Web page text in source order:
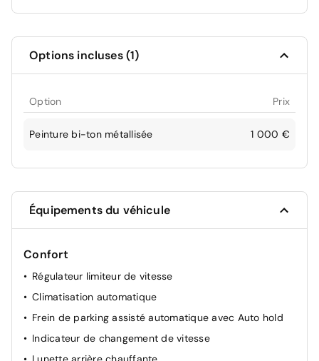
Options incluses (1)
Option Prix
Peinture bi-ton métallisée 1 000 €
Équipements du véhicule
Confort
Régulateur limiteur de vitesse
Climatisation automatique
Frein de parking assisté automatique avec Auto hold
Indicateur de changement de vitesse